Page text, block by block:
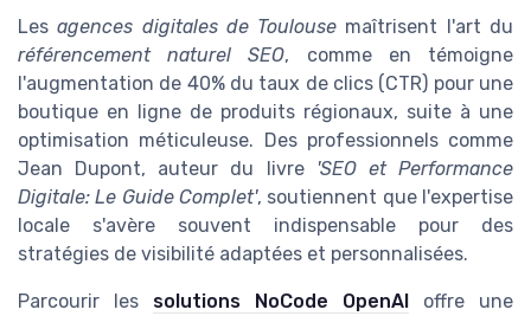
Lesagences digitales de Toulouse maîtrisent l'art du
référencement naturel SEO, comme en témoigne
l'augmentation de 40% du taux de clics (CTR) pour une
boutique en ligne de produits régionaux, suite à une
optimisation méticuleuse. Des professionnels comme
Jean Dupont, auteur du livre
'SEO et Performance
Digitale: Le Guide Complet', soutiennent que l'expertise
locale s'avère souvent indispensable pour des
stratégies de visibilité adaptées et personnalisées.
Parcourir les solutions NoCode OpenAI offre une